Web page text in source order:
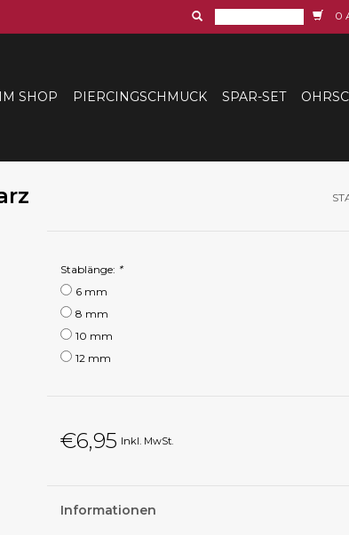
0
SHOP PIERCINGSCHMUCK SPAR-SET
Stablänge: *
6 mm
8 mm
10 mm
12 mm
€6,95 Inkl. MwSt.
Informationen